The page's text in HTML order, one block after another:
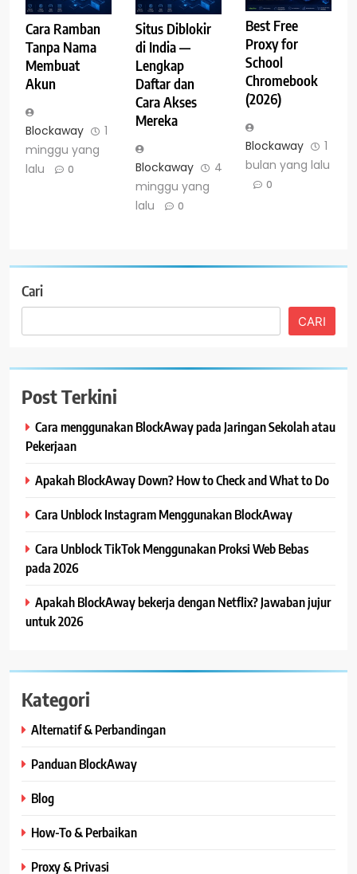
Cara Ramban
Tanpa Nama
Membuat
Akun
Blockaway
1
minggu yang
lalu
0
Situs Diblokir
di India —
Lengkap
Daftar dan
Cara Akses
Mereka
Blockaway
4
minggu yang
lalu
0
Best Free
Proxy for
School
Chromebook
(2026)
Blockaway
1
bulan yang lalu
0
Cari
CARI
Post Terkini
Cara menggunakan BlockAway pada Jaringan Sekolah atau
Pekerjaan
Apakah BlockAway Down? How to Check and What to Do
Cara Unblock Instagram Menggunakan BlockAway
Cara Unblock TikTok Menggunakan Proksi Web Bebas
pada 2026
Apakah BlockAway bekerja dengan Netflix? Jawaban jujur
untuk 2026
Kategori
Alternatif & Perbandingan
Panduan BlockAway
Blog
How-To & Perbaikan
Proxy & Privasi